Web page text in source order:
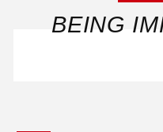
BEING